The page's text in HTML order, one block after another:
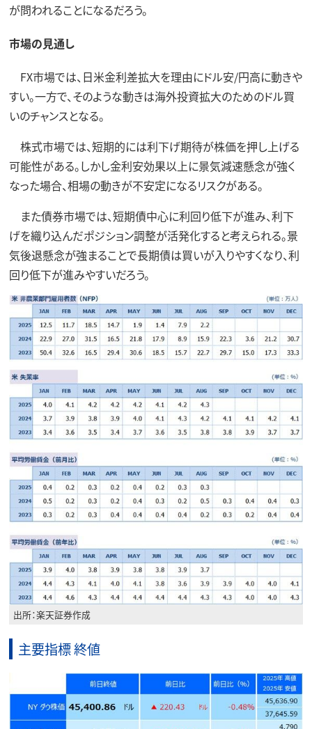
が問われることになるだろう。
市場の見通し
FX市場では、日米金利差拡大を理由にドル安/円高に動きや
すい。一方で、そのような動きは海外投資拡大のためのドル買
いのチャンスとなる。
株式市場では、短期的には利下げ期待が株価を押し上げる
可能性がある。しかし金利安効果以上に景気減速懸念が強く
なった場合、相場の動きが不安定になるリスクがある。
また債券市場では、短期債中心に利回り低下が進み、利下
げを織り込んだポジション調整が活発化すると考えられる。景
気後退懸念が強まることで長期債は買いが入りやすくなり、利
回り低下が進みやすいだろう。
出所：楽天証券作成
主要指標 終値